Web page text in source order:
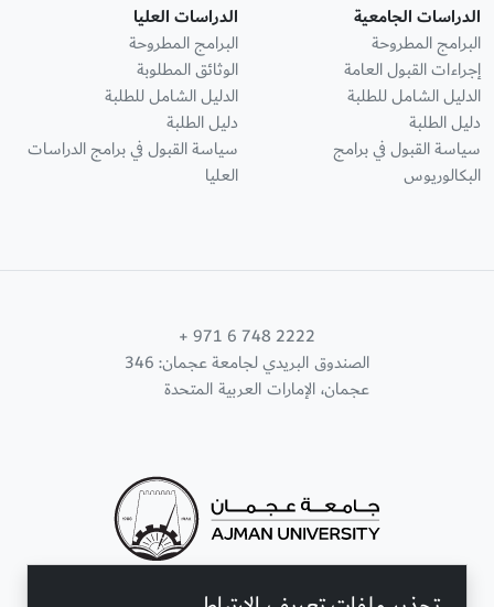
الدراسات الجامعية
البرامج المطروحة
إجراءات القبول العامة
الدليل الشامل للطلبة
دليل الطلبة
سياسة القبول في برامج
البكالوريوس
الدراسات العليا
البرامج المطروحة
الوثائق المطلوبة
الدليل الشامل للطلبة
دليل الطلبة
سياسة القبول في برامج الدراسات
العليا
+ 971 6 748 2222
الصندوق البريدي لجامعة عجمان: 346
عجمان، الإمارات العربية المتحدة